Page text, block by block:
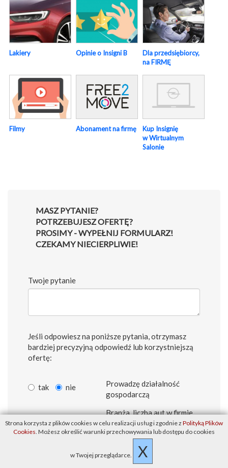
Lakiery Opinie o Insigni B
Dla przedsiębiorcy,
na FIRMĘ
Filmy Abonament na firmę
Kup Insignię
w Wirtualnym
Salonie
MASZ PYTANIE?
POTRZEBUJESZ OFERTĘ?
PROSIMY - WYPEŁNIJ FORMULARZ!
CZEKAMY NIECIERPLIWIE!
Twoje pytanie
Jeśli odpowiesz na poniższe pytania, otrzymasz
bardziej precyzyjną odpowiedź lub korzystniejszą
ofertę:
tak nie
Prowadzę działalność
gospodarczą
Branża, liczba aut w firmie
nie
Czy należysz do jednej z
preferowanych grup (np.
Strona korzysta z plików cookies w celu realizacji usług i zgodnie z Polityką Plików
Cookies. Możesz określić warunki przechowywania lub dostępu do cookies
w Twojej przeglądarce. X